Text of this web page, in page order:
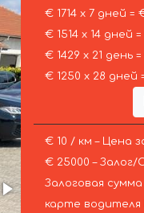
€ 1714 х 7 дней =
€ 1514 х 14 дней
€ 1429 х 21 день
€ 1250 х 28 дней
€ 10 / км – Цена
€ 25000 –
Залоговая
карте